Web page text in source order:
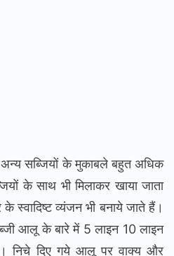
सब्जियों के मुकाबले बहुत अधिक
के साथ भी मिलाकर खाया जाता
व्यंजन भी बनाये जाते हैं।
आलू के बारे में 5 लाइन 10 लाइन
निचे दिए गये आलू पर वाक्य और